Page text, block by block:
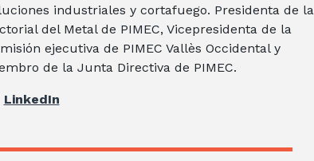
industriales y cortafuego. Presidenta de la
del Metal de PIMEC, Vicepresidenta de la
ejecutiva de PIMEC Vallès Occidental y
de la Junta Directiva de PIMEC.
LinkedIn